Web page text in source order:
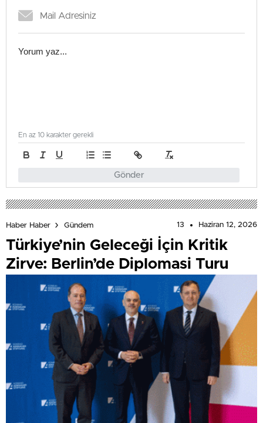
Gönder
En az 10 karakter gerekli
Haber Haber Gündem 13 Haziran 12, 2026
Türkiye’nin Geleceği İçin Kritik
Zirve: Berlin’de Diplomasi Turu